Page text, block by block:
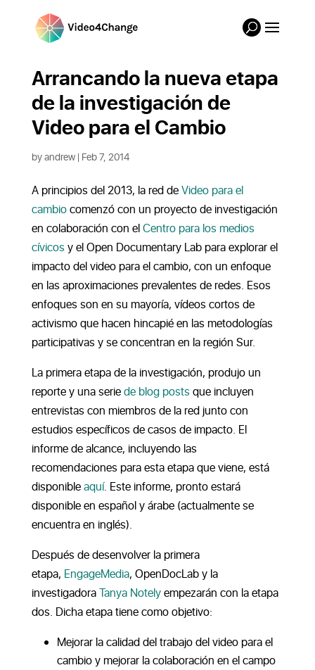
Arrancando la nueva etapa
de la investigación de
Video para el Cambio
byandrew| Feb 7, 2014
A principios del 2013, la red deVideo para el
cambiocomenzó con un proyecto de investigación
en colaboración con elCentro para los medios
cívicos y el Open Documentary Lab para explorar el
impacto del video para el cambio, con un enfoque
en las aproximaciones prevalentes de redes. Esos
enfoques son en su mayoría, vídeos cortos de
activismo que hacen hincapié en las metodologías
participativas y se concentran en la región Sur.
La primera etapa de la investigación, produjo un
reporte y una seriede blog posts que incluyen
entrevistas con miembros de la red junto con
estudios específicos de casos de impacto. El
informe de alcance, incluyendo las
recomendaciones para esta etapa que viene, está
disponibleaquí. Este informe, pronto estará
disponible en español y árabe (actualmente se
encuentra en inglés).
Después de desenvolver la primera
etapa, EngageMedia, OpenDocLab y la
investigadoraTanya Notelyempezarán con la etapa
dos. Dicha etapa tiene como objetivo:
Mejorar la calidad del trabajo del video para el
cambio y mejorar la colaboración en el campo